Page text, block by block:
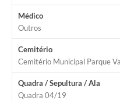
Médico
Outros
Cemitério
Cemitério Municipal Parque
Quadra / Sepultura / Ala
Quadra 04/19